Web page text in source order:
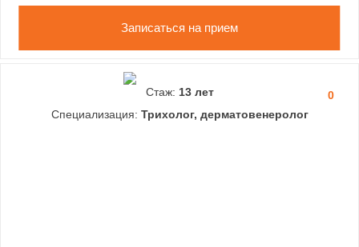
Записаться на прием
0
Стаж: 13 лет
Специализация: Трихолог, дерматовенеролог